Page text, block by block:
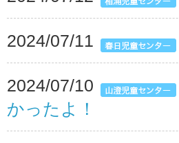
2024/07/11
2024/07/10
かったよ！